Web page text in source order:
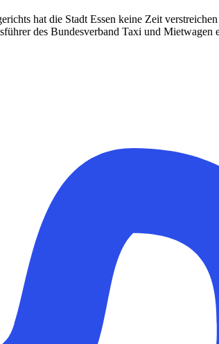
hat die Stadt Essen keine Zeit
des Bundesverband Taxi und Mietwagen